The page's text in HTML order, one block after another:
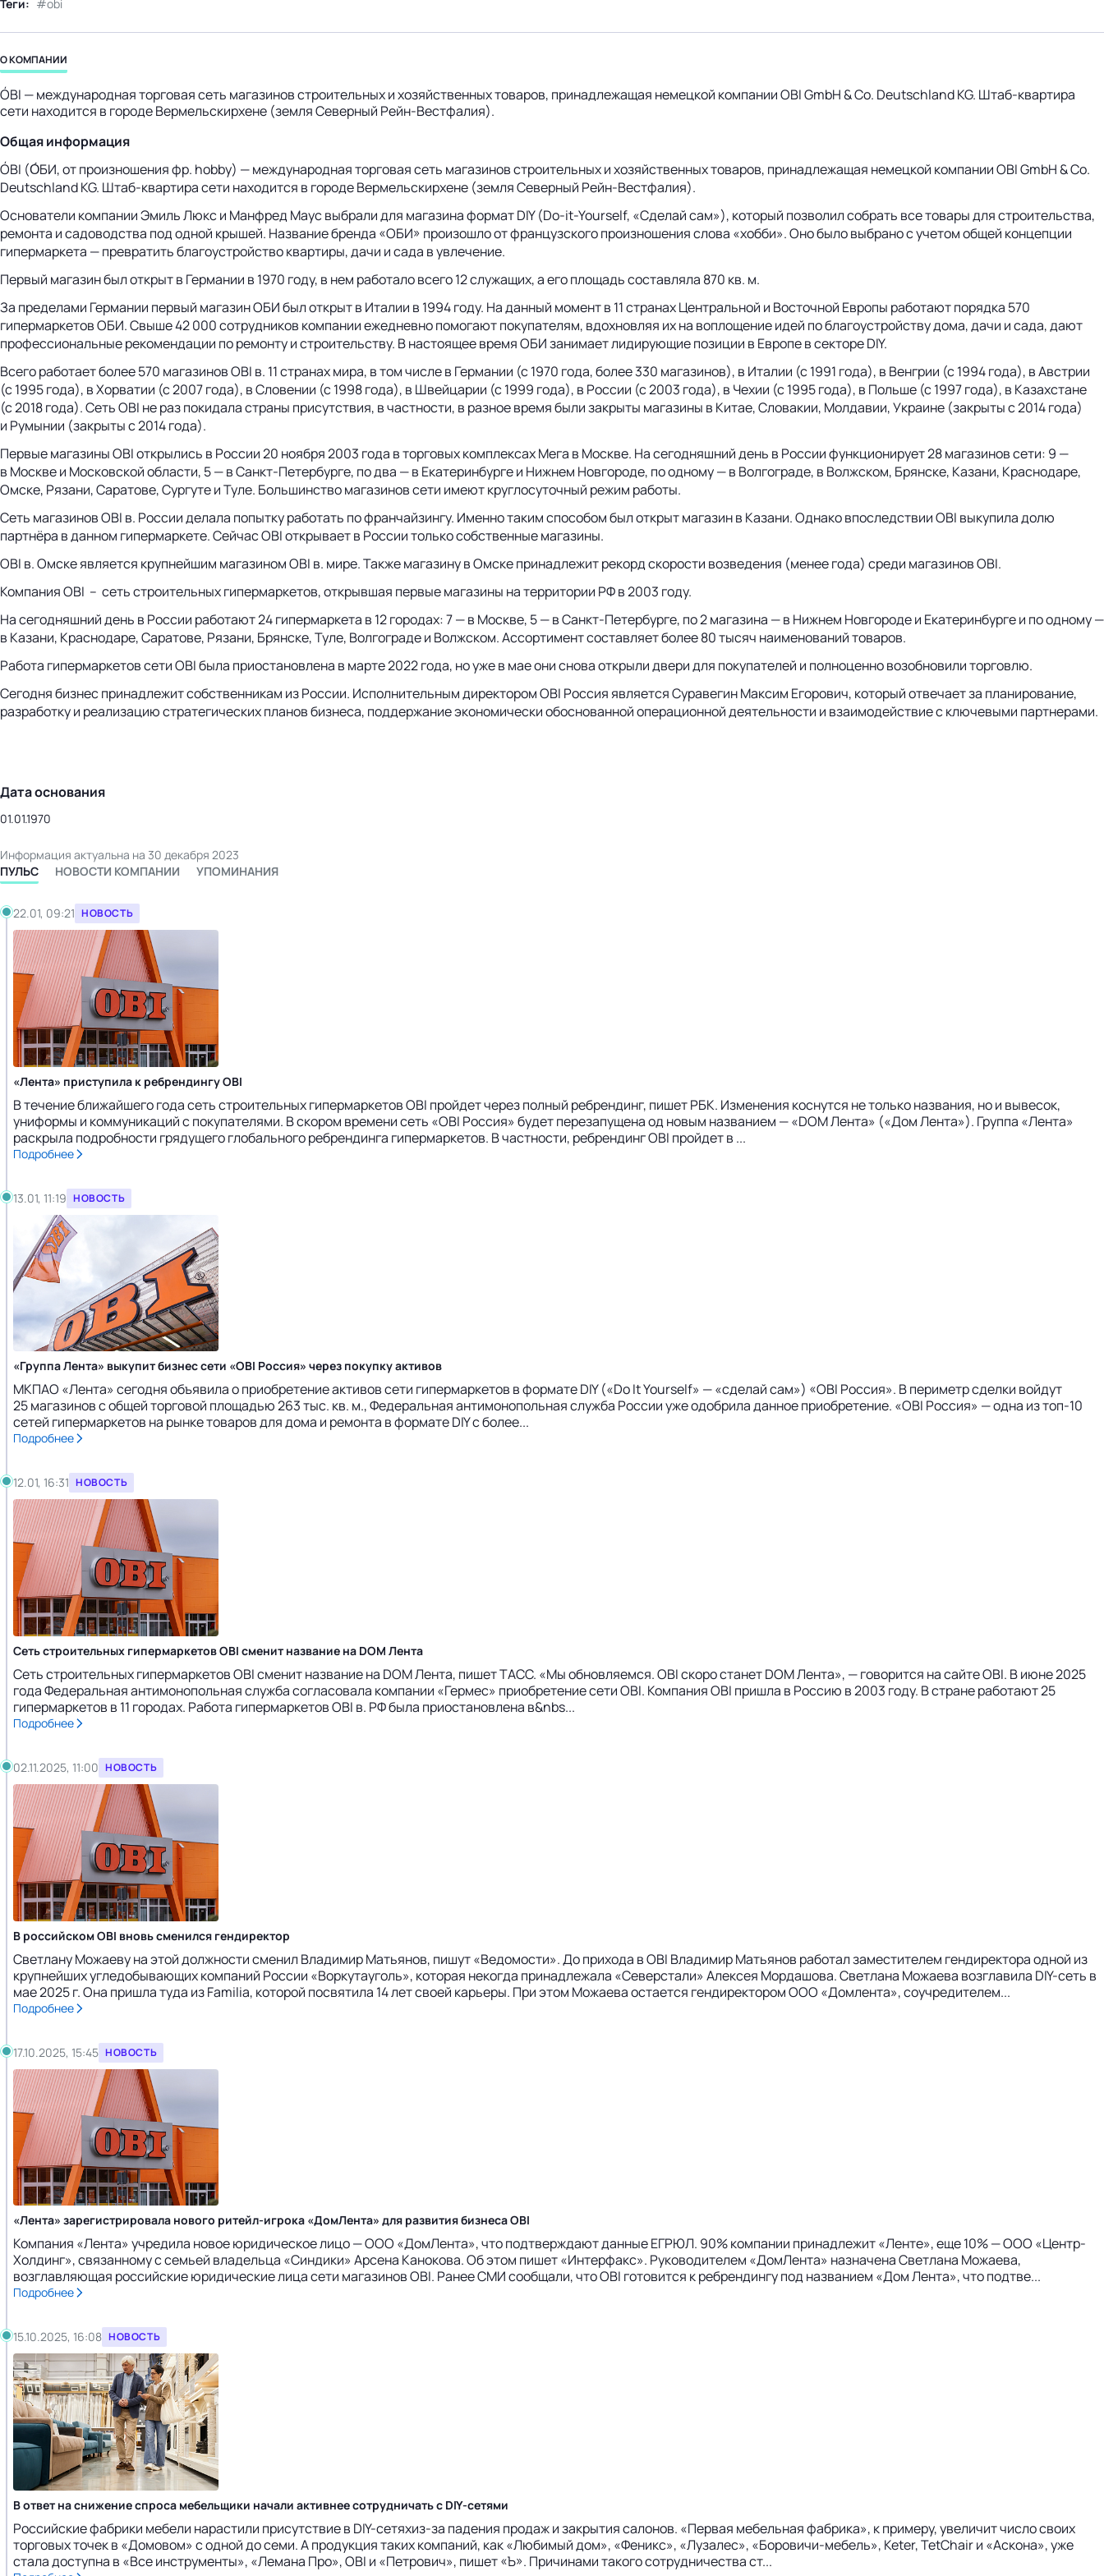
бизнес-центр
Теги:
obi
О КОМПАНИИ
ÓBI — международная торговая сеть магазинов строительных и хозяйственных товаров, принадлежащая немецкой компании OBI GmbH & Co. Deutschland KG. Штаб-квартира
сети находится в городе Вермельскирхене (земля Северный Рейн-Вестфалия).
Общая информация
ÓBI (О́БИ, от произношения фр. hobby) — международная торговая сеть магазинов строительных и хозяйственных товаров, принадлежащая немецкой компании OBI GmbH & Co.
Deutschland KG. Штаб-квартирасети находится в городе Вермельскирхене (земля Северный Рейн-Вестфалия).
Основатели компании Эмиль Люкс и Манфред Маус выбрали для магазина формат DIY (Do-it-Yourself, «Сделай сам»), который позволил собрать все товары для строительства,
ремонта и садоводства под одной крышей. Название бренда «ОБИ» произошло от французского произношения слова «хобби». Оно было выбрано с учетом общей концепции
гипермаркета — превратить благоустройство квартиры, дачи и сада в увлечение.
Первый магазин был открыт в Германии в 1970 году, в нем работало всего 12 служащих, а его площадь составляла 870 кв. м.
За пределами Германии первый магазин ОБИ был открыт в Италии в 1994 году. На данный момент в 11 странах Центральной и Восточной Европы работают порядка 570
гипермаркетов ОБИ. Свыше 42 000 сотрудников компании ежедневно помогают покупателям, вдохновляя их на воплощение идей по благоустройству дома, дачи и сада, дают
профессиональные рекомендации по ремонту и строительству. В настоящее время ОБИ занимает лидирующие позиции в Европе в секторе DIY.
Всего работает более 570 магазинов OBI в. 11 странах мира, в том числе в Германии (с 1970 года, более 330 магазинов), в Италии (с 1991 года), в Венгрии (с 1994 года), в Австрии
(с 1995 года), в Хорватии (с 2007 года), в Словении (с 1998 года), в Швейцарии (с 1999 года), в России (с 2003 года), в Чехии (с 1995 года), в Польше (с 1997 года), в Казахстане
(с 2018 года). Сеть OBI не раз покидала страны присутствия, в частности, в разное время были закрыты магазины в Китае, Словакии, Молдавии, Украине (закрыты с 2014 года)
и Румынии (закрыты с 2014 года).
Первые магазины OBI открылись в России 20 ноября 2003 года в торговых комплексах Мега в Москве. На сегодняшний день в России функционирует 28 магазинов сети: 9 —
в Москве и Московской области, 5 — вСанкт-Петербурге, по два — в Екатеринбурге и Нижнем Новгороде, по одному — в Волгограде, в Волжском, Брянске, Казани, Краснодаре,
Омске, Рязани, Саратове, Сургуте и Туле. Большинство магазинов сети имеют круглосуточный режим работы.
Сеть магазинов OBI в. России делала попытку работать по франчайзингу. Именно таким способом был открыт магазин в Казани. Однако впоследствии OBI выкупила долю
партнёра в данном гипермаркете. Сейчас OBI открывает в России только собственные магазины.
OBI в. Омске является крупнейшим магазином OBI в. мире. Также магазину в Омске принадлежит рекорд скорости возведения (менее года) среди магазинов OBI.
Компания OBI – сеть строительных гипермаркетов, открывшая первые магазины на территории РФ в 2003 году.
На сегодняшний день в России работают 24 гипермаркета в 12 городах: 7 — в Москве, 5 — в Санкт-Петербурге, по 2 магазина — в Нижнем Новгороде и Екатеринбурге и по одному —
в Казани, Краснодаре, Саратове, Рязани, Брянске, Туле, Волгограде и Волжском. Ассортимент составляет более 80 тысяч наименований товаров.
Работа гипермаркетов сети OBI была приостановлена в марте 2022 года, но уже в мае они снова открыли двери для покупателей и полноценно возобновили торговлю.
Сегодня бизнес принадлежит собственникам из России. Исполнительным директором OBI Россия является Суравегин Максим Егорович, который отвечает за планирование,
разработку и реализацию стратегических планов бизнеса, поддержание экономически обоснованной операционной деятельности и взаимодействие с ключевыми партнерами.
Дата основания
01.01.1970
Информация актуальна на 30 декабря 2023
ПУЛЬС
НОВОСТИ КОМПАНИИ УПОМИНАНИЯ
22.01, 09:21 НОВОСТЬ
«Лента» приступила к ребрендингу OBI
В течение ближайшего года сеть строительных гипермаркетов OBI пройдет через полный ребрендинг, пишет РБК. Изменения коснутся не только названия, но и вывесок,
униформы и коммуникаций с покупателями. В скором времени сеть «OBI Россия» будет перезапущена од новым названием — «DOM Лента» («Дом Лента»). Группа «Лента»
раскрыла подробности грядущего глобального ребрендинга гипермаркетов. В частности, ребрендинг OBI пройдет в ...
Подробнее
13.01, 11:19 НОВОСТЬ
«Группа Лента» выкупит бизнес сети «OBI Россия» через покупку активов
МКПАО «Лента» сегодня объявила о приобретение активов сети гипермаркетов в формате DIY («Do It Yourself» — «сделай сам») «OBI Россия». В периметр сделки войдут
25 магазинов с общей торговой площадью 263 тыс. кв. м., Федеральная антимонопольная служба России уже одобрила данное приобретение. «OBI Россия» — одна из топ-10
сетей гипермаркетов на рынке товаров для дома и ремонта в формате DIY с более...
Подробнее
12.01, 16:31 НОВОСТЬ
Сеть строительных гипермаркетов OBI сменит название на DOM Лента
Сеть строительных гипермаркетов OBI сменит название на DOM Лента, пишет ТАСС. «Мы обновляемся. OBI скоро станет DOM Лента», — говорится на сайте OBI. В июне 2025
года Федеральная антимонопольная служба согласовала компании «Гермес» приобретение сети OBI. Компания OBI пришла в Россию в 2003 году. В стране работают 25
гипермаркетов в 11 городах. Работа гипермаркетов OBI в. РФ была приостановлена в&nbs...
Подробнее
02.11.2025, 11:00 НОВОСТЬ
В российском OBI вновь сменился гендиректор
Светлану Можаеву на этой должности сменил Владимир Матьянов, пишут «Ведомости». До прихода в OBI Владимир Матьянов работал заместителем гендиректора одной из
крупнейших угледобывающих компаний России «Воркутауголь», которая некогда принадлежала «Северстали» Алексея Мордашова. Светлана Можаева возглавила DIY-сеть в
мае 2025 г. Она пришла туда из Familia, которой посвятила 14 лет своей карьеры. При этом Можаева остается гендиректором ООО «Домлента», соучредителем...
Подробнее
17.10.2025, 15:45 НОВОСТЬ
«Лента» зарегистрировала нового ритейл-игрока «ДомЛента» для развития бизнеса OBI
Компания «Лента» учредила новое юридическое лицо — ООО «ДомЛента», что подтверждают данные ЕГРЮЛ. 90% компании принадлежит «Ленте», еще 10% — ООО «Центр-
Холдинг», связанному с семьей владельца «Синдики» Арсена Канокова. Об этом пишет «Интерфакс». Руководителем «ДомЛента» назначена Светлана Можаева,
возглавляющая российские юридические лица сети магазинов OBI. Ранее СМИ сообщали, что OBI готовится к ребрендингу под названием «Дом Лента», что подтве...
Подробнее
15.10.2025, 16:08 НОВОСТЬ
В ответ на снижение спроса мебельщики начали активнее сотрудничать с DIY-сетями
Российские фабрики мебели нарастили присутствие в DIY-сетяхиз-за падения продаж и закрытия салонов. «Первая мебельная фабрика», к примеру, увеличит число своих
торговых точек в «Домовом» с одной до семи. А продукция таких компаний, как «Любимый дом», «Феникс», «Лузалес», «Боровичи-мебель», Keter, TetChair и «Аскона», уже
стала доступна в «Все инструменты», «Лемана Про», OBI и «Петрович», пишет «Ъ». Причинами такого сотрудничества ст...